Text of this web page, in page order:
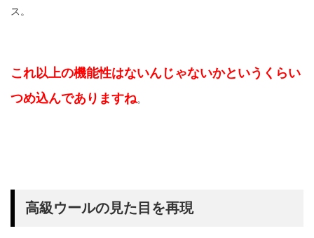
ス。
これ以上の機能性はないんじゃないかというくらい
つめ込んでありますね。
高級ウールの見た目を再現